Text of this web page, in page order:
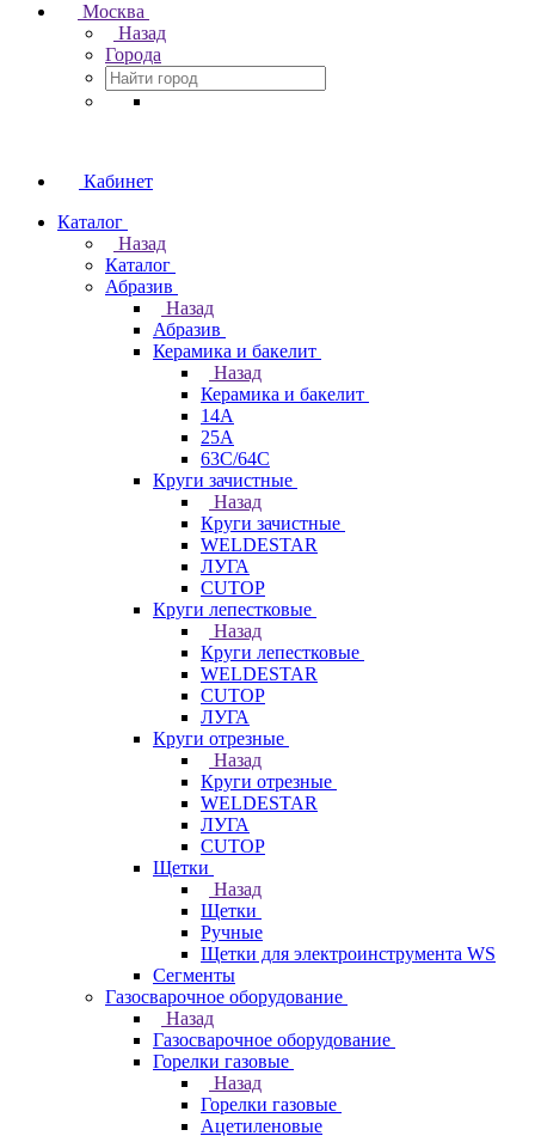
Москва
Назад
Города
Кабинет
Каталог
Назад
Каталог
Абразив
Назад
Абразив
Керамика и бакелит
Назад
Керамика и бакелит
14А
25А
63С/64С
Круги зачистные
Назад
Круги зачистные
WELDESTAR
ЛУГА
CUTOP
Круги лепестковые
Назад
Круги лепестковые
WELDESTAR
CUTOP
ЛУГА
Круги отрезные
Назад
Круги отрезные
WELDESTAR
ЛУГА
CUTOP
Щетки
Назад
Щетки
Ручные
Щетки для электроинструмента WS
Сегменты
Газосварочное оборудование
Назад
Газосварочное оборудование
Горелки газовые
Назад
Горелки газовые
Ацетиленовые